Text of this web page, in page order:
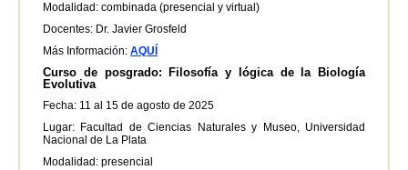
Modalidad: combinada (presencial y virtual)
Docentes: Dr. Javier Grosfeld
Más Información: AQUÍ
Curso de posgrado: Filosofía y lógica de la Biología
Evolutiva
Fecha: 11 al 15 de agosto de 2025
Lugar: Facultad de Ciencias Naturales y Museo, Universidad
Nacional de La Plata
Modalidad: presencial